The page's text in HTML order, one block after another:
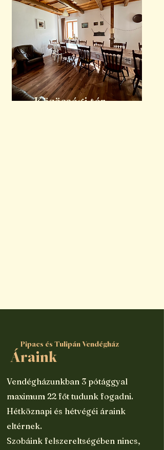
Közösségi tér
Pipacs és Tulipán Vendégház
Áraink
Vendégházunkban 3 pótággyal
maximum 22 főt tudunk fogadni.
Hétköznapi és hétvégéi áraink
eltérnek.
Szobáink felszereltségében nincs,